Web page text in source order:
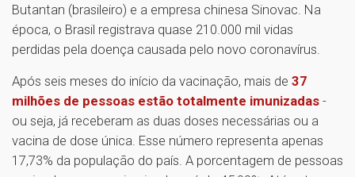
Butantan (brasileiro) e a empresa chinesa Sinovac. Na
época, o Brasil registrava quase 210.000 mil vidas
perdidas pela doença causada pelo novo coronavírus.
Após seis meses do início da vacinação, mais de 37
milhões de pessoas estão totalmente imunizadas -
ou seja, já receberam as duas doses necessárias ou a
vacina de dose única. Esse número representa apenas
17,73% da população do país. A porcentagem de pessoas